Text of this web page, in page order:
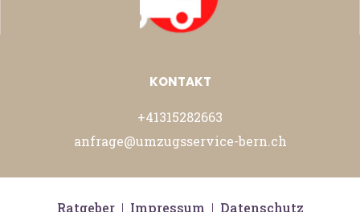
KONTAKT
+41315282663
anfrage@umzugsservice-bern.ch
Ratgeber| Impressum | Datenschutz